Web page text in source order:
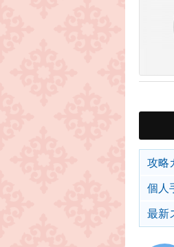
攻略
個人
最新